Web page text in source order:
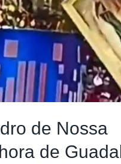
de Nossa
de